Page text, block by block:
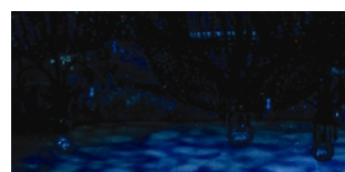
人居 信息化
学术中国 乡村振兴
城市 旅游 能源